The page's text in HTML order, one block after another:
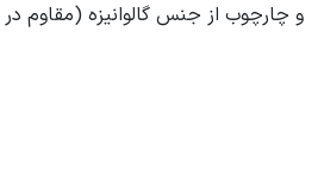
و چارچوب از جنس گالوانیزه (مقاوم